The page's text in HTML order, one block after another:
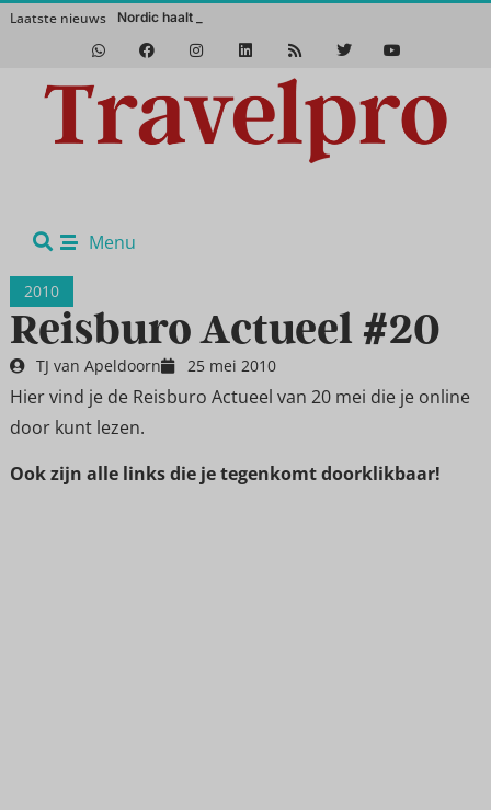
Laatste nieuws Nordic haalt het magisc
Menu
2010
Reisburo Actueel #20
TJ van Apeldoorn 25 mei 2010
Hier vind je de Reisburo Actueel van 20 mei die je online
door kunt lezen.
Ook zijn alle links die je tegenkomt doorklikbaar!